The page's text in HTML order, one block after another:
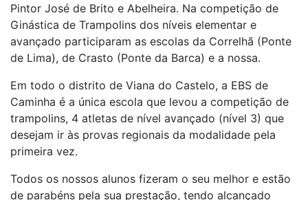
Pintor José de Brito e Abelheira. Na competição de
Ginástica de Trampolins dos níveis elementar e
avançado participaram as escolas da Correlhã (Ponte
de Lima), de Crasto (Ponte da Barca) e a nossa.
Em todo o distrito de Viana do Castelo, a EBS de
Caminha é a única escola que levou a competição de
trampolins, 4 atletas de nível avançado (nível 3) que
desejam ir às provas regionais da modalidade pela
primeira vez.
Todos os nossos alunos fizeram o seu melhor e estão
de parabéns pela sua prestação, tendo alcançado